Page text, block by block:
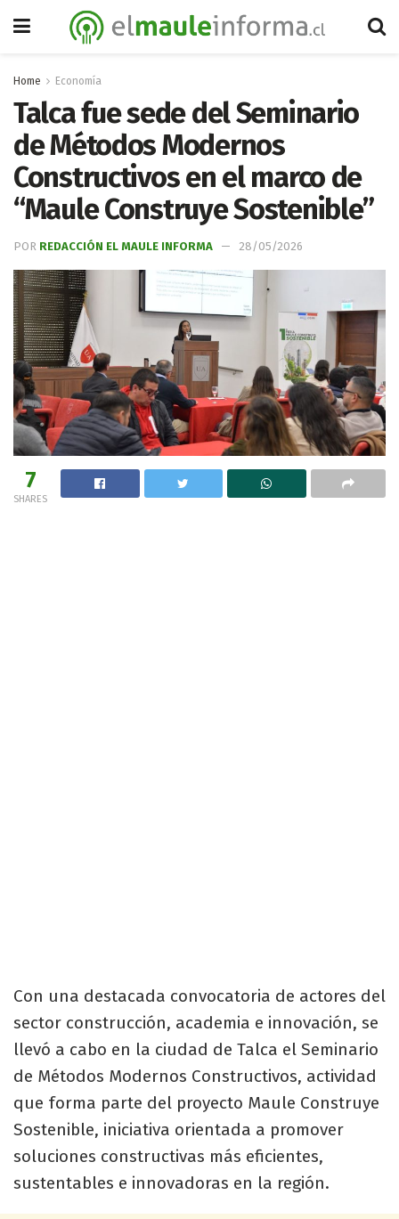
Home Economía
Talca fue sede del Seminario
de Métodos Modernos
Constructivos en el marco de
“Maule Construye Sostenible”
POR REDACCIÓN EL MAULE INFORMA 28/05/2026
7
SHARES
Con una destacada convocatoria de actores del
sector construcción, academia e innovación, se
llevó a cabo en la ciudad de Talca el Seminario
de Métodos Modernos Constructivos, actividad
que forma parte del proyecto Maule Construye
Sostenible, iniciativa orientada a promover
soluciones constructivas más eficientes,
sustentables e innovadoras en la región.